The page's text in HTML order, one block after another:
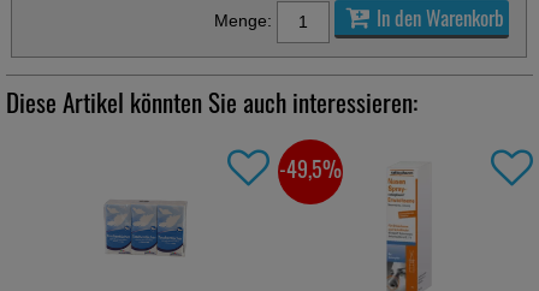
Menge:
In den Warenkorb
Diese Artikel könnten Sie auch interessieren:
-36,5%